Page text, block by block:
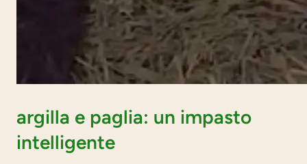
argilla e paglia: un impasto
intelligente